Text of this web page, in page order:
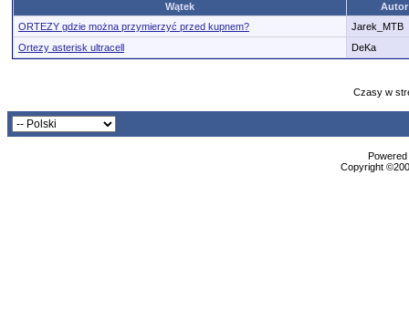
Wątek
ORTEZY gdzie można przymierzyć przed kupnem?
Jarek_MTB
Ortezy asterisk ultracell
DeKa
Czasy w
Copyright